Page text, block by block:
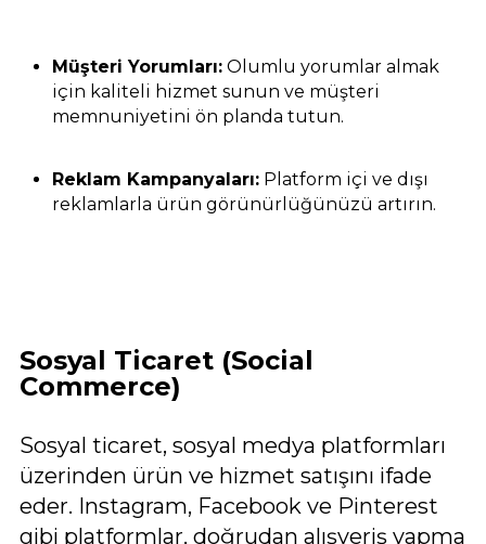
Müşteri Yorumları: Olumlu yorumlar almak
için kaliteli hizmet sunun ve müşteri
memnuniyetini ön planda tutun.
Reklam Kampanyaları: Platform içi ve dışı
reklamlarla ürün görünürlüğünüzü artırın.
Sosyal Ticaret (Social
Commerce)
Sosyal ticaret, sosyal medya platformları
üzerinden ürün ve hizmet satışını ifade
eder. Instagram, Facebook ve Pinterest
gibi platformlar, doğrudan alışveriş yapma